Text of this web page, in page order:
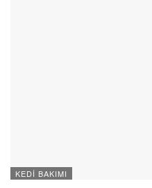
KEDI BAKIMI